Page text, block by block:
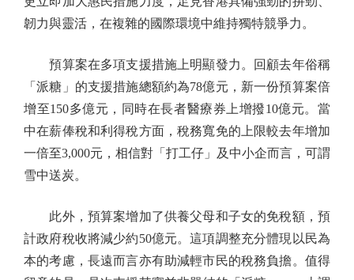
韌力與靈活，在複雜的國際環境中維持獨特競爭力。
預算案在多項支援措施上明顯發力。回顧去年俗稱
「派糖」的支援措施總額約為78億元，新一份預算案倍
增至150多億元，同時在長者醫療券上增撥10億元。當
中在薪俸稅和利得稅方面，稅務寬免的上限較去年增加
一倍至3,000元，相信對「打工仔」及中小企而言，可謂
雪中送炭。
此外，預算案增加了供養父母和子女的免稅額，預
計政府稅收將減少約50億元。這項調整充分體現以民為
本的考慮，長遠而言亦有助減輕市民的稅務負擔。值得